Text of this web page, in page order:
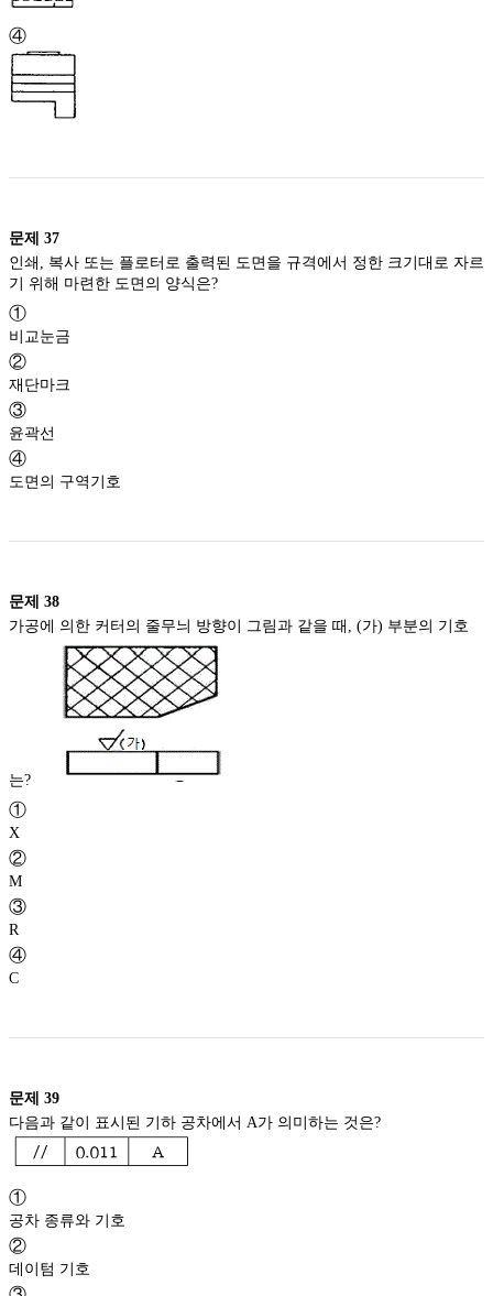
④
문제 37
인쇄, 복사 또는 플로터로 출력된 도면을 규격에서 정한 크기대로 자르
①
비교눈금
②
재단마크
③
윤곽선
④
도면의 구역기호
문제 38
가공에 의한 커터의 줄무늬 방향이 그림과 같을 때, (가) 부분의 기호
①
X
②
M
③
R
④
C
문제 39
①
공차 종류와 기호
②
데이텀 기호